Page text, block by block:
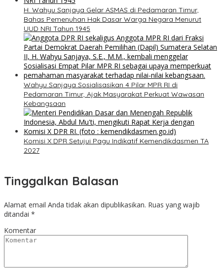
H. Wahyu Sanjaya Gelar ASMAS di Pedamaran Timur,
Bahas Pemenuhan Hak Dasar Warga Negara Menurut
UUD NRI Tahun 1945
Wahyu Sanjaya Sosialisasikan 4 Pilar MPR RI di
Pedamaran Timur, Ajak Masyarakat Perkuat Wawasan
Kebangsaan
Komisi X DPR Setujui Pagu Indikatif Kemendikdasmen TA
2027
Tinggalkan Balasan
Alamat email Anda tidak akan dipublikasikan. Ruas yang wajib
ditandai *
Komentar